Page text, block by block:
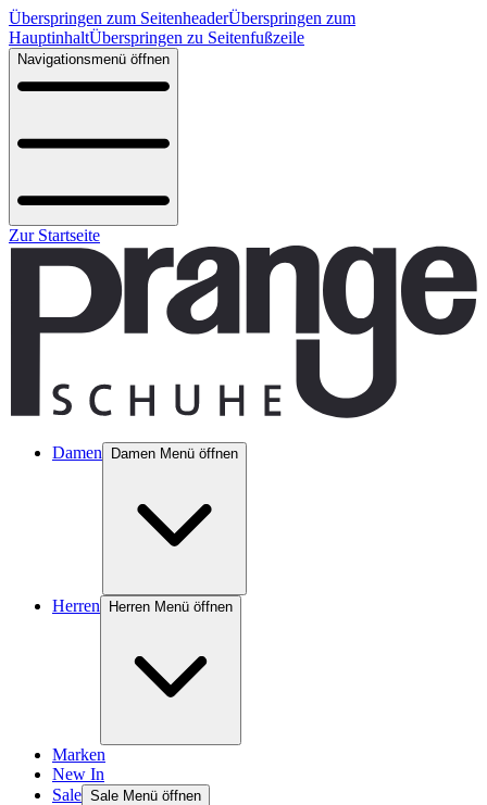
Überspringen zum SeitenheaderÜberspringen zum
HauptinhaltÜberspringen zu Seitenfußzeile
Navigationsmenü öffnen
Zur Startseite
Damen Damen Menü öffnen
Herren Herren Menü öffnen
Marken
New In
Sale Sale Menü öffnen